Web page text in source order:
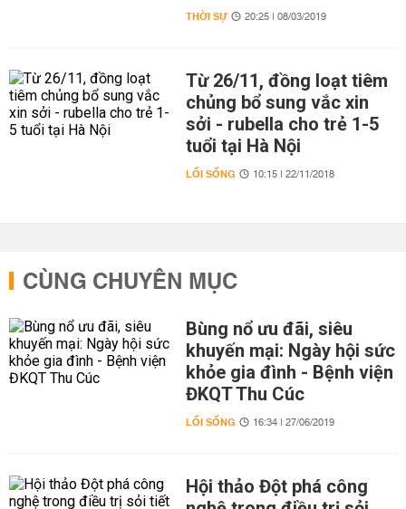
THỜI SỰ 20:25 | 08/03/2019
Từ 26/11, đồng loạt tiêm
chủng bổ sung vắc xin
sởi - rubella cho trẻ 1-5
tuổi tại Hà Nội
LỐI SỐNG 10:15 | 22/11/2018
CÙNG CHUYÊN MỤC
Bùng nổ ưu đãi, siêu
khuyến mại: Ngày hội sức
khỏe gia đình - Bệnh viện
ĐKQT Thu Cúc
LỐI SỐNG 16:34 | 27/06/2019
Hội thảo Đột phá công